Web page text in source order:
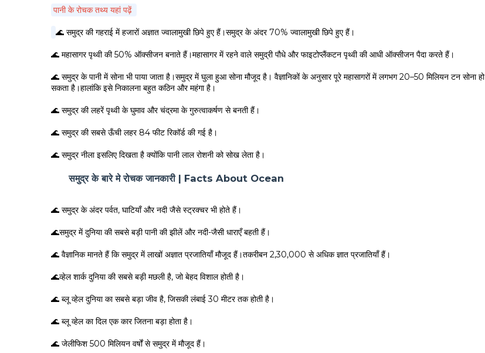
पानी के रोचक तथ्य यहां पढ़ें
🌊 समुद्र की गहराई में हजारों अज्ञात ज्वालामुखी छिपे हुए हैं।समुद्र के अंदर 70% ज्वालामुखी छिपे हुए हैं।
🌊 महासागर पृथ्वी की 50% ऑक्सीजन बनाते हैं।महासागर में रहने वाले समुद्री पौधे और फाइटोप्लैंकटन पृथ्वी की आधी ऑक्सीजन पैदा करते हैं।
🌊 समुद्र के पानी में सोना भी पाया जाता है।समुद्र में घुला हुआ सोना मौजूद है। वैज्ञानिकों के अनुसार पूरे महासागरों में लगभग 20–50 मिलियन टन सोना हो
सकता है।हालांकि इसे निकालना बहुत कठिन और महंगा है।
🌊 समुद्र की लहरें पृथ्वी के घुमाव और चंद्रमा के गुरुत्वाकर्षण से बनती हैं।
🌊 समुद्र की सबसे ऊँची लहर 84 फीट रिकॉर्ड की गई है।
🌊 समुद्र नीला इसलिए दिखता है क्योंकि पानी लाल रोशनी को सोख लेता है।
समुद्र के बारे मे रोचक जानकारी | Facts About Ocean
🌊 समुद्र के अंदर पर्वत, घाटियाँ और नदी जैसे स्ट्रक्चर भी होते हैं।
🌊समुद्र में दुनिया की सबसे बड़ी पानी की झीलें और नदी-जैसी धाराएँ बहती हैं।
🌊 वैज्ञानिक मानते हैं कि समुद्र में लाखों अज्ञात प्रजातियाँ मौजूद हैं।तकरीबन 2,30,000 से अधिक ज्ञात प्रजातियाँ हैं।
🌊व्हेल शार्क दुनिया की सबसे बड़ी मछली है, जो बेहद विशाल होती है।
🌊 ब्लू व्हेल दुनिया का सबसे बड़ा जीव है, जिसकी लंबाई 30 मीटर तक होती है।
🌊 ब्लू व्हेल का दिल एक कार जितना बड़ा होता है।
🌊 जेलीफिश 500 मिलियन वर्षों से समुद्र में मौजूद हैं।